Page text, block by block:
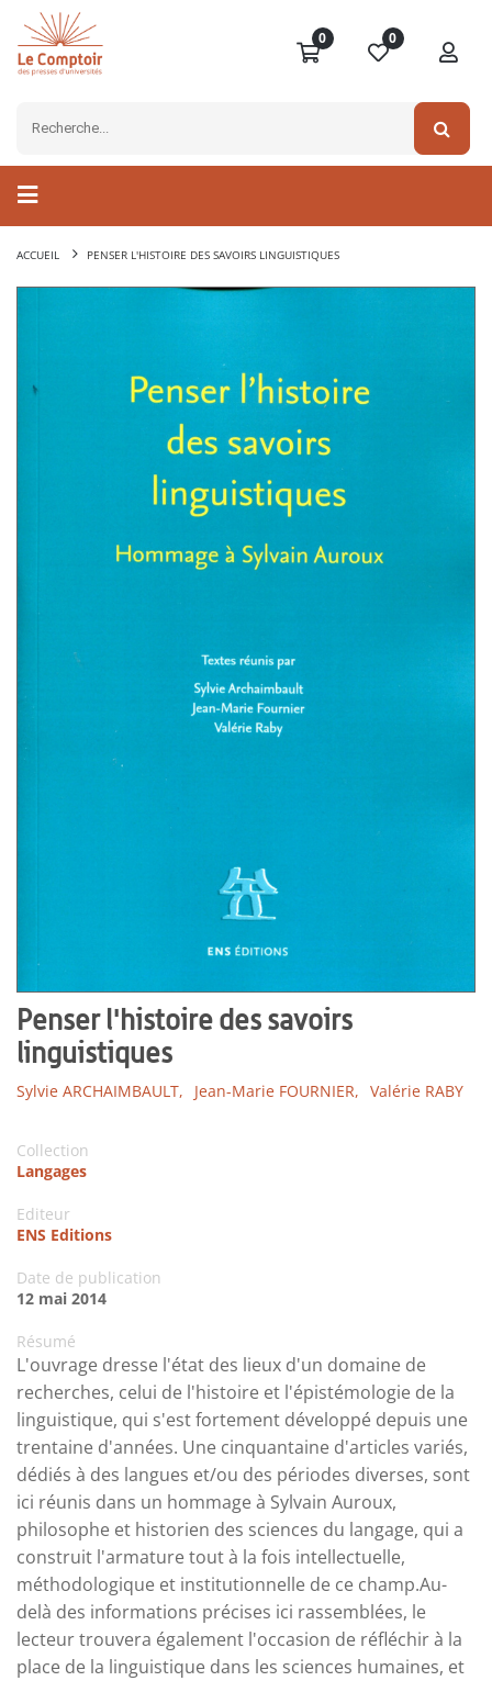
0 0
ACCUEIL PENSER L'HISTOIRE DES SAVOIRS LINGUISTIQUES
Penser l'histoire des savoirs
linguistiques
Sylvie ARCHAIMBAULT, Jean-Marie FOURNIER, Valérie RABY
Collection
Langages
Editeur
ENS Editions
Date de publication
12 mai 2014
Résumé
L'ouvrage dresse l'état des lieux d'un domaine de
recherches, celui de l'histoire et l'épistémologie de la
linguistique, qui s'est fortement développé depuis une
trentaine d'années. Une cinquantaine d'articles variés,
dédiés à des langues et/ou des périodes diverses, sont
ici réunis dans un hommage à Sylvain Auroux,
philosophe et historien des sciences du langage, qui a
construit l'armature tout à la fois intellectuelle,
méthodologique et institutionnelle de ce champ.Au-
delà des informations précises ici rassemblées, le
lecteur trouvera également l'occasion de réfléchir à la
place de la linguistique dans les sciences humaines, et